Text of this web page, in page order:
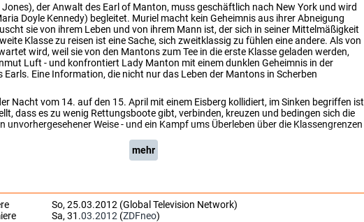
der Anwalt des Earl of Manton, muss geschäftlich nach New York und wird
Doyle Kennedy) begleitet. Muriel macht kein Geheimnis aus ihrer Abneigung
sie von ihrem Leben und von ihrem Mann ist, der sich in seiner Mittelmäßigkeit
Klasse zu reisen ist eine Sache, sich zweitklassig zu fühlen eine andere. Als von
wird, weil sie von den Mantons zum Tee in die erste Klasse geladen werden,
Luft - und konfrontiert Lady Manton mit einem dunklen Geheimnis in der
Earls. Eine Information, die nicht nur das Leben der Mantons in Scherben
Nacht vom 14. auf den 15. April mit einem Eisberg kollidiert, im Sinken begriffen ist
dass es zu wenig Rettungsboote gibt, verbinden, kreuzen und bedingen sich die
unvorhergesehener Weise - und ein Kampf ums Überleben über die Klassengrenzen
mehr
So, 25.03.2012 (Global Television Network)
Sa, 31.03.2012 (ZDFneo)